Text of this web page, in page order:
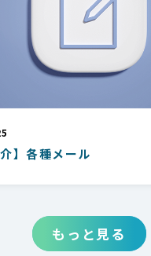
介】各種メール
もっと見る